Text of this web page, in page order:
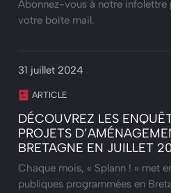
Abonnez-vous à notre infolettre
votre boîte mail.
31 juillet 2024
ARTICLE
DÉCOUVREZ LES
PROJETS
BRETAGNE EN JUILLET
Chaque mois, « Splann ! » met
publiques programmées en